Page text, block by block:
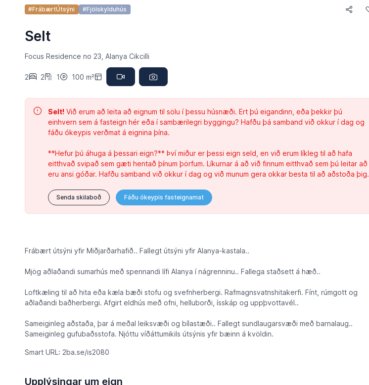
#FrábærtÚtsýni #Fjölskylduhús
Selt
Focus Residence no 23, Alanya Cikcilli
2 2 1 100 m²
Selt!Við erum að leita að eignum til sölu í þessu húsnæði. Ert þú eigandinn, eða þekkir þú
einhvern sem á fasteign hér eða í sambærilegri byggingu? Hafðu þá samband við okkur í dag og
fáðu ókeypis verðmat á eignina þína.
**Hefur þú áhuga á þessari eign?** Því miður er þessi eign seld, en við erum líkleg til að hafa
eitthvað svipað sem gæti hentað þínum þörfum. Líkurnar á að við finnum eitthvað sem þú leitar að
eru ansi góðar. Hafðu samband við okkur í dag og við munum gera okkar besta til að aðstoða þig.
Senda skilaboð Fáðu ókeypis fasteignamat
Frábært útsýni yfir Miðjarðarhafið.. Fallegt útsýni yfir Alanya-kastala..
Mjög aðlaðandi sumarhús með spennandi lífi Alanya í nágrenninu.. Fallega staðsett á hæð..
Loftkæling til að hita eða kæla bæði stofu og svefnherbergi. Rafmagnsvatnshitakerfi. Fínt, rúmgott og
aðlaðandi baðherbergi. Afgirt eldhús með ofni, helluborði, ísskáp og uppþvottavél..
Sameiginleg aðstaða, þar á meðal leiksvæði og bílastæði.. Fallegt sundlaugarsvæði með barnalaug..
Sameiginleg gufubaðsstofa. Njóttu víðáttumikils útsýnis yfir bæinn á kvöldin.
Smart URL: 2ba.se/is2080
Upplýsingar um eign